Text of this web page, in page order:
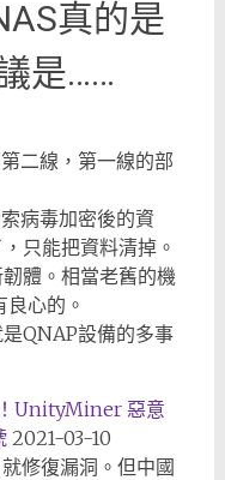
真的是
是……
二線，第一線的部
病毒加密後的資
只能把資料清掉。
體。相當老舊的機
心的。
QNAP設備的多事
UnityMiner 惡意
2021-03-10
修復漏洞。但中國